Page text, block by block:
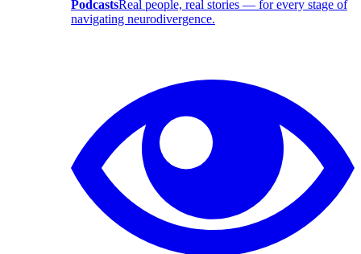
PodcastsReal people, real stories — for every stage of
navigating neurodivergence.